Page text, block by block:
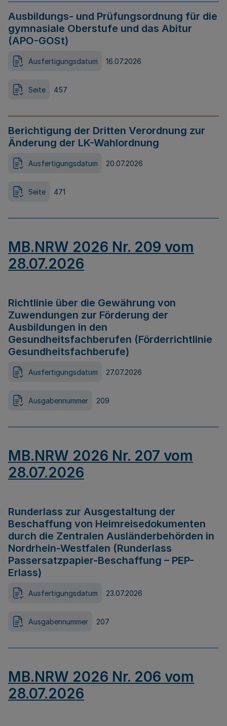
Ausbildungs- und Prüfungsordnung für die
gymnasiale Oberstufe und das Abitur
(APO-GOSt)
Ausfertigungsdatum 16.07.2026
Seite 457
Berichtigung der Dritten Verordnung zur
Änderung der LK-Wahlordnung
Ausfertigungsdatum 20.07.2026
Seite 471
MB.NRW 2026 Nr. 209 vom
28.07.2026
Richtlinie über die Gewährung von
Zuwendungen zur Förderung der
Ausbildungen in den
Gesundheitsfachberufen (Förderrichtlinie
Gesundheitsfachberufe)
Ausfertigungsdatum 27.07.2026
Ausgabennummer 209
MB.NRW 2026 Nr. 207 vom
28.07.2026
Runderlass zur Ausgestaltung der
Beschaffung von Heimreisedokumenten
durch die Zentralen Ausländerbehörden in
Nordrhein-Westfalen (Runderlass
Passersatzpapier-Beschaffung – PEP-
Erlass)
Ausfertigungsdatum 23.07.2026
Ausgabennummer 207
MB.NRW 2026 Nr. 206 vom
28.07.2026